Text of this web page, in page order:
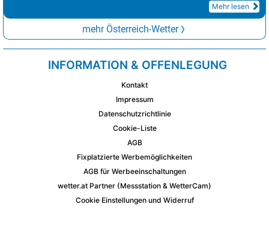
Mehr lesen
mehr Österreich-Wetter
INFORMATION & OFFENLEGUNG
Kontakt
Impressum
Datenschutzrichtlinie
Cookie-Liste
AGB
Fixplatzierte Werbemöglichkeiten
AGB für Werbeeinschaltungen
wetter.at Partner (Messstation & WetterCam)
Cookie Einstellungen und Widerruf